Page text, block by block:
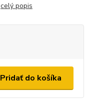
celý popis
Pridať do košíka